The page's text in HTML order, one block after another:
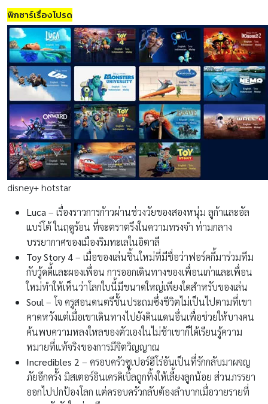
พิกซาร์เรื่องโปรด
disney+ hotstar
Luca– เรื่องราวการก้าวผ่านช่วงวัยของสองหนุ่ม ลูก้าและอัล
แบร์โต้ ในฤดูร้อน ที่จะตราตรึงในความทรงจำ ท่ามกลาง
บรรยากาศของเมืองริมทะเลในอิตาลี
Toy Story 4– เมื่อของเล่นชิ้นใหม่ที่มีชื่อว่าฟอร์คกี้มาร่วมทีม
กับวู้ดดี้และผองเพื่อน การออกเดินทางของเพื่อนเก่าและเพื่อน
ใหม่ทำให้เห็นว่าโลกใบนี้มีขนาดใหญ่เพียงใดสำหรับของเล่น
Soul– โจ ครูสอนดนตรีชั้นประถมซึ่งชีวิตไม่เป็นไปตามที่เขา
คาดหวังแต่เมื่อเขาเดินทางไปยังดินแดนอื่นเพื่อช่วยให้บางคน
ค้นพบความหลงใหลของตัวเองในไม่ช้าเขาก็ได้เรียนรู้ความ
หมายที่แท้จริงของการมีจิตวิญญาณ
Incredibles 2 – ครอบครัวซูเปอร์ฮีโร่อันเป็นที่รักกลับมาผจญ
ภัยอีกครั้ง มิสเตอร์อินเครดิเบิ้ลถูกทิ้งให้เลี้ยงลูกน้อย ส่วนภรรยา
ออกไปปกป้องโลก แต่ครอบครัวกลับต้องลำบากเมื่อวายรายที่